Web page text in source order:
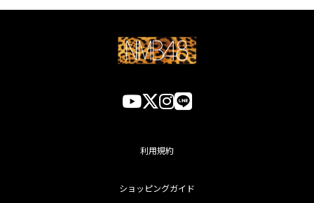
利用規約
ショッピングガイド